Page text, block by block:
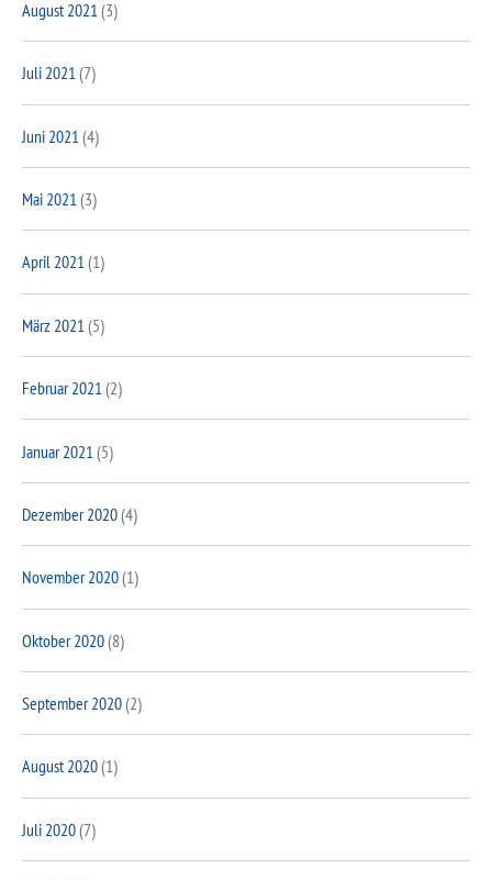
August 2021 (3)
Juli 2021(7)
Juni 2021 (4)
Mai 2021(3)
April 2021(1)
März 2021 (5)
Februar 2021(2)
Januar 2021 (5)
Dezember 2020(4)
November 2020(1)
Oktober 2020(8)
September 2020(2)
August 2020(1)
Juli 2020(7)